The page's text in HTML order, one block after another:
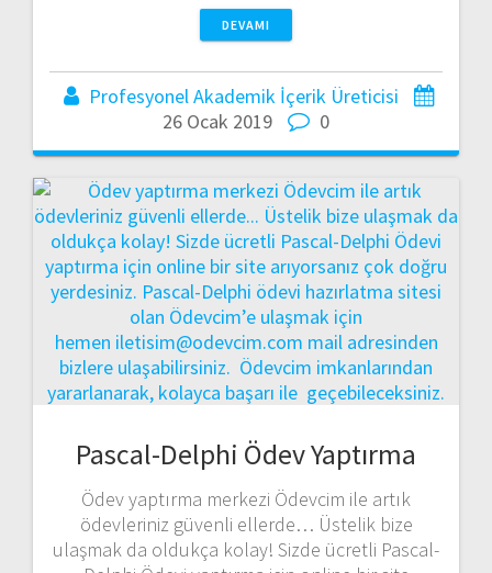
DEVAMI
Profesyonel Akademik İçerik Üreticisi
26 Ocak 2019
0
Pascal-Delphi Ödev Yaptırma
Ödev yaptırma merkezi Ödevcim ile artık
ödevleriniz güvenli ellerde… Üstelik bize
ulaşmak da oldukça kolay! Sizde ücretli Pascal-